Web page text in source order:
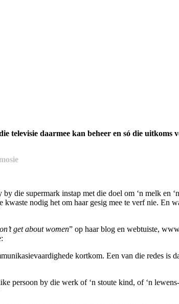
televisie daarmee kan beheer en só die uitkoms
die supermark instap met die doel om ‘n melk en
nodig het om haar gesig mee te verf nie. En
get about women” op haar blog en webtuiste,
kortkom. Een van die redes is
persoon by die werk of ‘n stoute kind, of ‘n